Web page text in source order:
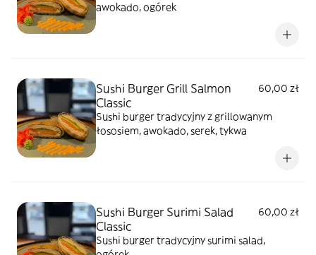
awokado, ogórek
Sushi Burger Grill Salmon
Classic
60,00 zł
Sushi burger tradycyjny z grillowanym
łososiem, awokado, serek, tykwa
Sushi Burger Surimi Salad
Classic
60,00 zł
Sushi burger tradycyjny surimi salad,